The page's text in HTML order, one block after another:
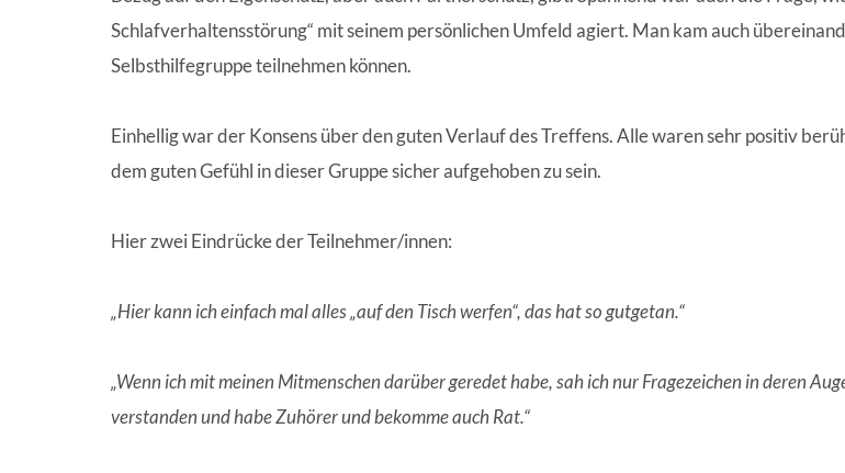
Schlafverhaltensstörung“ mit seinem persönlichen Umfeld agiert. Man kam auch
Selbsthilfegruppe teilnehmen können.
Einhellig war der Konsens über den guten Verlauf des Treffens. Alle waren sehr positiv
dem guten Gefühl in dieser Gruppe sicher aufgehoben zu sein.
Hier zwei Eindrücke der Teilnehmer/innen:
„Hier kann ich einfach mal alles „auf den Tisch werfen“, das hat so gutgetan.“
„Wenn ich mit meinen Mitmenschen darüber geredet habe, sah ich nur Fragezeichen in deren
verstanden und habe Zuhörer und bekomme auch Rat.“